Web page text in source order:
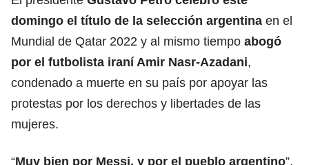
domingo el título de la selección argentina en el
Mundial de Qatar 2022 y al mismo tiempo abogó
por el futbolista iraní Amir Nasr-Azadani,
condenado a muerte en su país por apoyar las
protestas por los derechos y libertades de las
mujeres.
“Muy bien por Messi, y por el pueblo argentino”,